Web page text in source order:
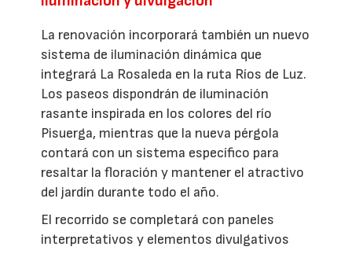
La renovación incorporará también un nuevo
sistema de iluminación dinámica que
integrará La Rosaleda en la ruta Ríos de Luz.
Los paseos dispondrán de iluminación
rasante inspirada en los colores del río
Pisuerga, mientras que la nueva pérgola
contará con un sistema específico para
resaltar la floración y mantener el atractivo
del jardín durante todo el año.
El recorrido se completará con paneles
interpretativos y elementos divulgativos